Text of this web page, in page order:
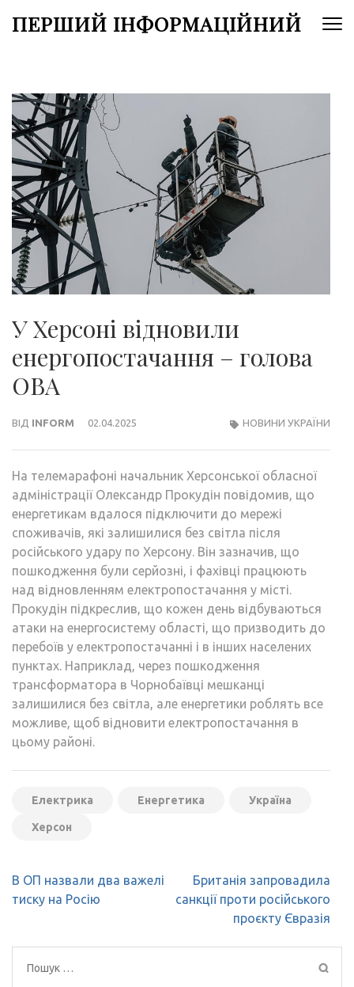
доПЕРШИЙ ІНФОРМАЦІЙНИЙ
У Херсоні відновили
енергопостачання – голова
ОВА
ВІД INFORM 02.04.2025 НОВИНИ УКРАЇНИ
На телемарафоні начальник Херсонської обласної
адміністрації Олександр Прокудін повідомив, що
енергетикам вдалося підключити до мережі
споживачів, які залишилися без світла після
російського удару по Херсону. Він зазначив, що
пошкодження були серйозні, і фахівці працюють
над відновленням електропостачання у місті.
Прокудін підкреслив, що кожен день відбуваються
атаки на енергосистему області, що призводить до
перебоїв у електропостачанні і в інших населених
пунктах. Наприклад, через пошкодження
трансформатора в Чорнобаївці мешканці
залишилися без світла, але енергетики роблять все
можливе, щоб відновити електропостачання в
цьому районі.
Електрика Енергетика Україна
Херсон
Навігація
записів
В ОП назвали два важелі
тиску на Росію
Британія запровадила
санкції проти російського
проєкту Євразія
Пошук: